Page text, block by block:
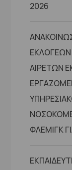
2026
ΕΚΛΟΓΕΩΝ
ΑΙΡΕΤΩΝ
ΦΛΕΜΙΓΚ